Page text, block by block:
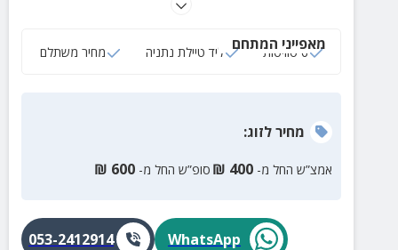
מטבחון מאובזר, חדר רחצה מושקע, טלוויזיה חכמה ועוד.
מאפייני המתחם
6 סוויטות ליד טיילת נתניה מחיר משתלם
מחירלזוג:
אמצ”ש החל מ- 400
₪ סופ”ש החל מ- 600
₪
WhatsApp
053-2412914